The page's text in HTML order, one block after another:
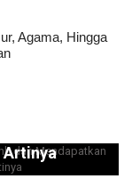
Agama, Hingga
Terbaik:
Artinya